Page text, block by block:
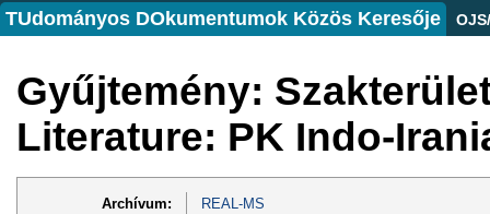
TUdományos DOkumentumok Közös Keresője
Gyűjtemény:
Literature: PK Indo-
Archívum:
REAL-MS